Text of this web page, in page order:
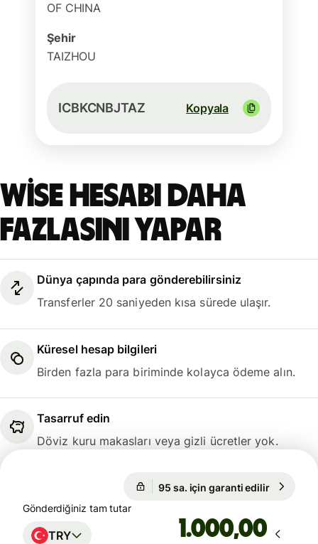
OF CHINA
Şehir
TAIZHOU
ICBKCNBJTAZ Kopyala
Wise hesabı daha
fazlasını yapar
Dünya çapında para gönderebilirsiniz
Transferler 20 saniyeden kısa sürede ulaşır.
Küresel hesap bilgileri
Birden fazla para biriminde kolayca ödeme alın.
Tasarruf edin
Döviz kuru makasları veya gizli ücretler yok.
95 sa. için garanti edilir
Gönderdiğiniz tam tutar
TRY ,00